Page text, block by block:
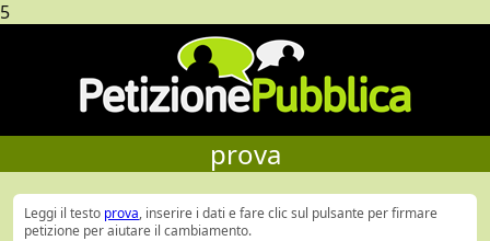
5
prova
Leggi il testo prova, inserire i dati e fare clic sul pulsante per firmare
petizione per aiutare il cambiamento.